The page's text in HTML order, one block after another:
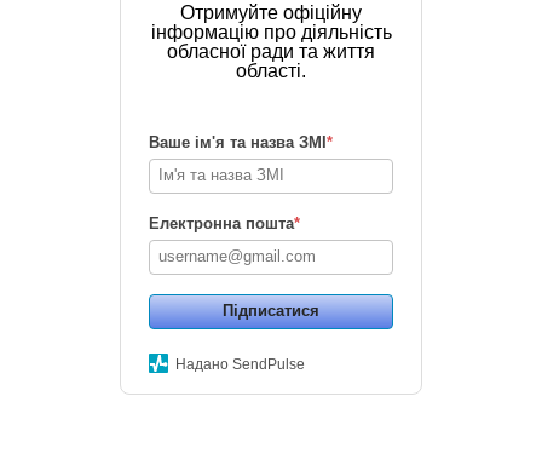
Отримуйте офіційну
інформацію про діяльність
обласної ради та життя
області.
Ваше ім'я та назва ЗМІ*
Електронна пошта*
Підписатися
Надано SendPulse